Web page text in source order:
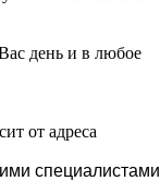
день и в любое
от адреса
специалистами